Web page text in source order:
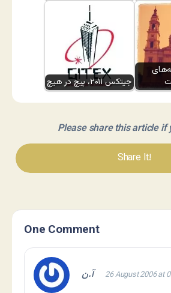
جیتکس ۲۰۱۱، پیچ در هیچ
Please share this article if
Share It!
One Comment
آ.ن 26 August 2006 at